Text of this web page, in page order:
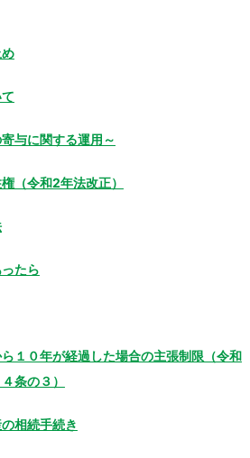
与に関する運用～
（令和2年法改正）
たら
１０年が経過した場合の主張制限（令和
条の３）
相続手続き